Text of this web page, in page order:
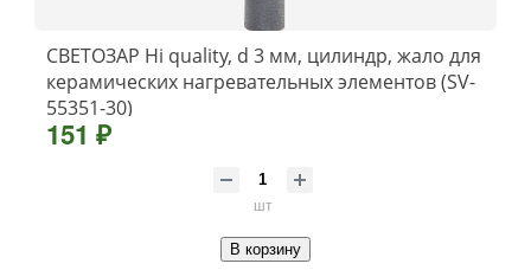
СВЕТОЗАР Hi quality, d 3 мм, цилиндр, жало для
керамических нагревательных элементов (SV-
55351-30)
151 ₽
шт
В корзину